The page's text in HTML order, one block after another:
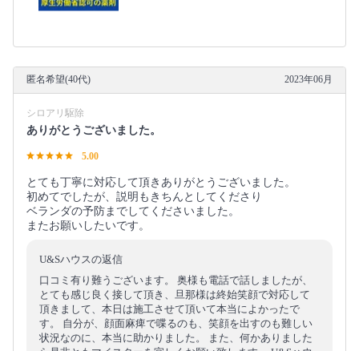
匿名希望(40代) 2023年06月
シロアリ駆除
ありがとうございました。
5.00
とても丁寧に対応して頂きありがとうございました。
初めてでしたが、説明もきちんとしてくださり
ベランダの予防までしてくださいました。
またお願いしたいです。
U&Sハウスの返信
口コミ有り難うございます。 奥様も電話で話しましたが、
とても感じ良く接して頂き、旦那様は終始笑顔で対応して
頂きまして、本日は施工させて頂いて本当によかったで
す。 自分が、顔面麻痺で喋るのも、笑顔を出すのも難しい
状況なのに、本当に助かりました。 また、何かありました